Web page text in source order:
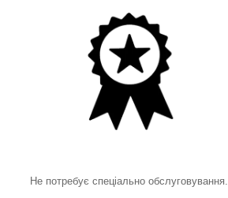
Не потребує спеціально обслуговування.